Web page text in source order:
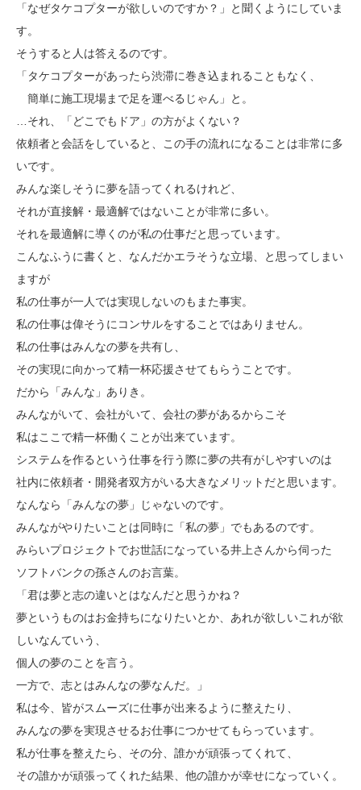
「なぜタケコプターが欲しいのですか？」と聞くようにしていま
す。
そうすると人は答えるのです。
「タケコプターがあったら渋滞に巻き込まれることもなく、
簡単に施工現場まで足を運べるじゃん」と。
…それ、「どこでもドア」の方がよくない？
依頼者と会話をしていると、この手の流れになることは非常に多
いです。
みんな楽しそうに夢を語ってくれるけれど、
それが直接解・最適解ではないことが非常に多い。
それを最適解に導くのが私の仕事だと思っています。
こんなふうに書くと、なんだかエラそうな立場、と思ってしまい
ますが
私の仕事が一人では実現しないのもまた事実。
私の仕事は偉そうにコンサルをすることではありません。
私の仕事はみんなの夢を共有し、
その実現に向かって精一杯応援させてもらうことです。
だから「みんな」ありき。
みんながいて、会社がいて、会社の夢があるからこそ
私はここで精一杯働くことが出来ています。
システムを作るという仕事を行う際に夢の共有がしやすいのは
社内に依頼者・開発者双方がいる大きなメリットだと思います。
なんなら「みんなの夢」じゃないのです。
みんながやりたいことは同時に「私の夢」でもあるのです。
みらいプロジェクトでお世話になっている井上さんから伺った
ソフトバンクの孫さんのお言葉。
「君は夢と志の違いとはなんだと思うかね？
夢というものはお金持ちになりたいとか、あれが欲しいこれが欲
しいなんていう、
個人の夢のことを言う。
一方で、志とはみんなの夢なんだ。」
私は今、皆がスムーズに仕事が出来るように整えたり、
みんなの夢を実現させるお仕事につかせてもらっています。
私が仕事を整えたら、その分、誰かが頑張ってくれて、
その誰かが頑張ってくれた結果、他の誰かが幸せになっていく。